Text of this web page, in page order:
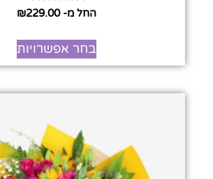
דורגהחל מ- ₪229.00
בחר אפשרויות